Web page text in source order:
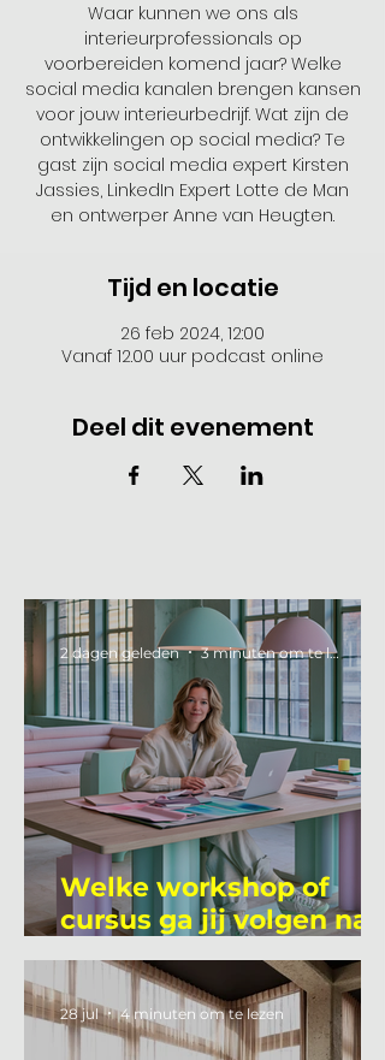
Waar kunnen we ons als
interieurprofessionals op
voorbereiden komend jaar? Welke
social media kanalen brengen kansen
voor jouw interieurbedrijf. Wat zijn de
ontwikkelingen op social media? Te
gast zijn social media expert Kirsten
Jassies, LinkedIn Expert Lotte de Man
en ontwerper Anne van Heugten.
Tijd en locatie
26 feb 2024, 12:00
Vanaf 12.00 uur podcast online
Deel dit evenement
Welke workshop of
cursus ga jij volgen na
je vakantie?
2 dagen geleden 3 minuten om te lezen
28 jul 4 minuten om te lezen